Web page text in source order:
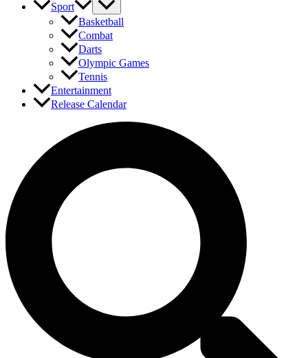
Sport
Basketball
Combat
Darts
Olympic Games
Tennis
Entertainment
Release Calendar